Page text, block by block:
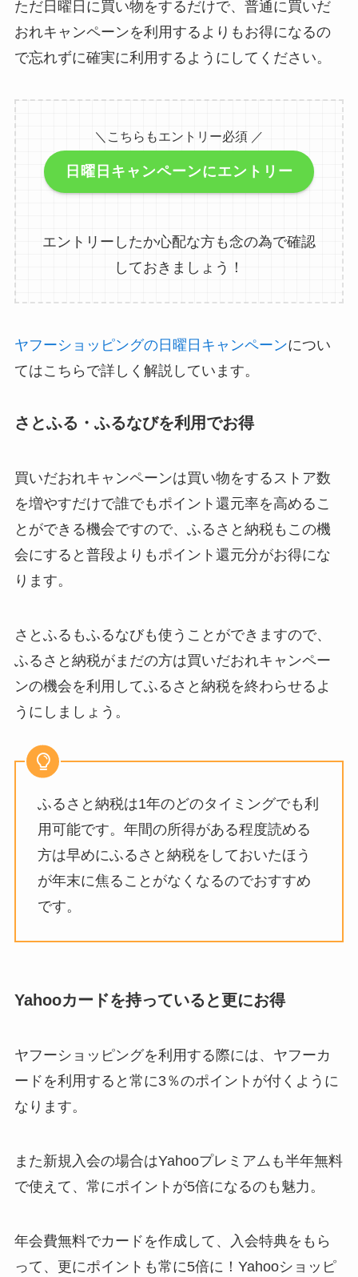
ただ日曜日に買い物をするだけで、普通に買いだ
おれキャンペーンを利用するよりもお得になるの
で忘れずに確実に利用するようにしてください。
＼こちらもエントリー必須 ／
日曜日キャンペーンにエントリー
エントリーしたか心配な方も念の為で確認
しておきましょう！
ヤフーショッピングの日曜日キャンペーンについ
てはこちらで詳しく解説しています。
さとふる・ふるなびを利用でお得
買いだおれキャンペーンは買い物をするストア数
を増やすだけで誰でもポイント還元率を高めるこ
とができる機会ですので、ふるさと納税もこの機
会にすると普段よりもポイント還元分がお得にな
ります。
さとふるもふるなびも使うことができますので、
ふるさと納税がまだの方は買いだおれキャンペー
ンの機会を利用してふるさと納税を終わらせるよ
うにしましょう。
ふるさと納税は1年のどのタイミングでも利
用可能です。年間の所得がある程度読める
方は早めにふるさと納税をしておいたほう
が年末に焦ることがなくなるのでおすすめ
です。
Yahooカードを持っていると更にお得
ヤフーショッピングを利用する際には、ヤフーカ
ードを利用すると常に3％のポイントが付くように
なります。
また新規入会の場合はYahooプレミアムも半年無料
で使えて、常にポイントが5倍になるのも魅力。
年会費無料でカードを作成して、入会特典をもら
って、更にポイントも常に5倍に！Yahooショッピ